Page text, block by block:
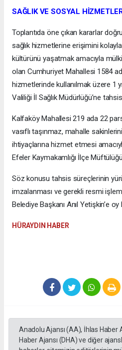
SAĞLIK VE SOSYAL
Toplantıda öne çıkan kararlar
sağlık hizmetlerine erişimini
kültürünü yaşatmak amacıyla
olan Cumhuriyet Mahallesi 1584
hizmetlerinde kullanılmak üzere 1
Valiliği İl Sağlık Müdürlüğü’ne
Kalfaköy Mahallesi 219 ada 22
vasıflı taşınmaz, mahalle
ihtiyaçlarına hizmet etmesi
Efeler Kaymakamlığı İlçe
Söz konusu tahsis süreçlerinin
imzalanması ve gerekli resmi
Belediye Başkanı Anıl Yetişkin’e
HÜRAYDIN HABER
Anadolu Ajansı (AA), İhlas Haber
Haber Ajansı (DHA) ve diğer